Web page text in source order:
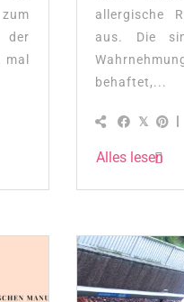
der
allergische
aus. Die
behaftet,...
Alles lesen